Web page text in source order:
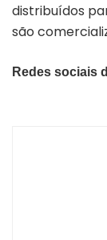
distribuídos
são
Redes sociais